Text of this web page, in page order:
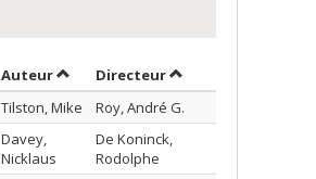
AuteurTrier par auteur en ordre
Directeurpar contributeur
Tilston, Mike
Roy, André G.
Davey,
Nicklaus
De Koninck,
Rodolphe